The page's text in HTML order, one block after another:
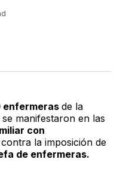
enfermerasde la
se manifestaron en las
con
contra la imposición de
de enfermeras.